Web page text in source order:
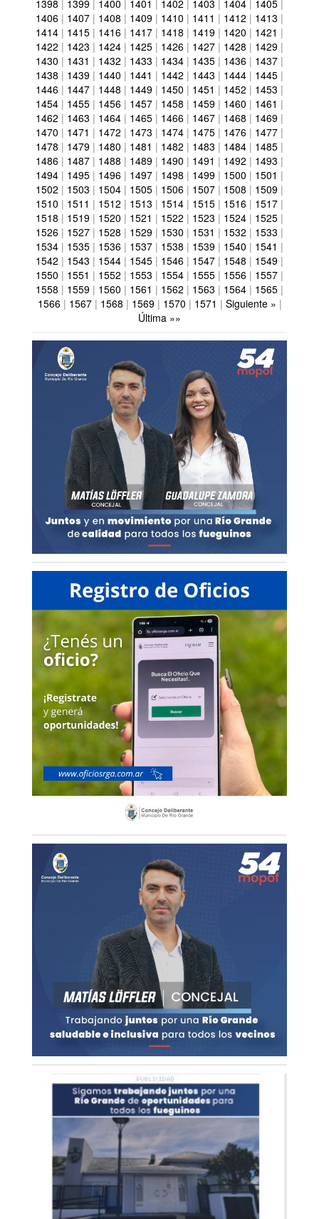
1398 1399 1400 1401 1402 1403 1404 1405
1406 | 1407 | 1408 | 1409 | 1410 | 1411 | 1412 | 1413 |
1414 | 1415 | 1416 | 1417 | 1418 | 1419 | 1420 | 1421 |
1422 | 1423 | 1424 | 1425 | 1426 | 1427 | 1428 | 1429 |
1430 | 1431 | 1432 | 1433 | 1434 | 1435 | 1436 | 1437 |
1438 | 1439 | 1440 | 1441 | 1442 | 1443 | 1444 | 1445 |
1446 | 1447 | 1448 | 1449 | 1450 | 1451 | 1452 | 1453 |
1454 | 1455 | 1456 | 1457 | 1458 | 1459 | 1460 | 1461 |
1462 | 1463 | 1464 | 1465 | 1466 | 1467 | 1468 | 1469 |
1470 | 1471 | 1472 | 1473 | 1474 | 1475 | 1476 | 1477 |
1478 | 1479 | 1480 | 1481 | 1482 | 1483 | 1484 | 1485 |
1486 | 1487 | 1488 | 1489 | 1490 | 1491 | 1492 | 1493 |
1494 | 1495 | 1496 | 1497 | 1498 | 1499 | 1500 | 1501 |
1502 | 1503 | 1504 | 1505 | 1506 | 1507 | 1508 | 1509 |
1510 | 1511 | 1512 | 1513 | 1514 | 1515 | 1516 | 1517 |
1518 | 1519 | 1520 | 1521 | 1522 | 1523 | 1524 | 1525 |
1526 | 1527 | 1528 | 1529 | 1530 | 1531 | 1532 | 1533 |
1534 | 1535 | 1536 | 1537 | 1538 | 1539 | 1540 | 1541 |
1542 | 1543 | 1544 | 1545 | 1546 | 1547 | 1548 | 1549 |
1550 | 1551 | 1552 | 1553 | 1554 | 1555 | 1556 | 1557 |
1558 | 1559 | 1560 | 1561 | 1562 | 1563 | 1564 | 1565 |
1566| 1567| 1568 | 1569| 1570 | 1571 | Siguiente » |
Última »»